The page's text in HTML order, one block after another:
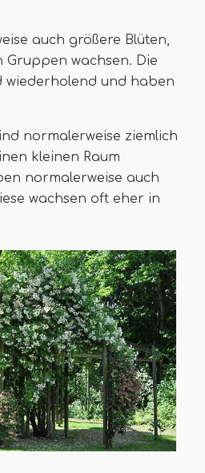
auch größere Blüten,
Gruppen wachsen. Die
wiederholend und haben
normalerweise ziemlich
kleinen Raum
normalerweise auch
wachsen oft eher in